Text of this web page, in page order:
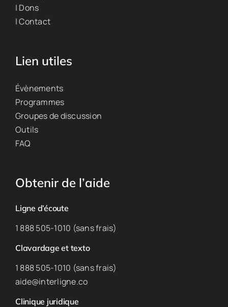
| Dons
| Contact
Lien utiles
Évènements
Programmes
Groupes de discussion
Outils
FAQ
Obtenir de l’aide
Ligne d’écoute
1 888 505-1010 (sans frais)
Clavardage et texto
1 888 505-1010 (sans frais)
aide@interligne.co
Clinique juridique